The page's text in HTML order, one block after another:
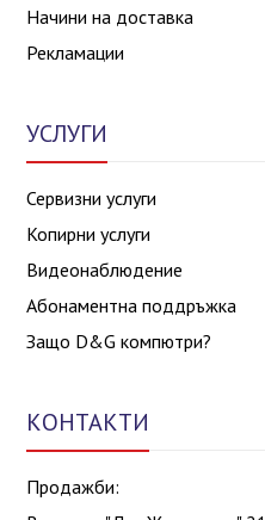
Начини на доставка
Рекламации
УСЛУГИ
Сервизни услуги
Копирни услуги
Видеонаблюдение
Абонаментна поддръжка
Защо D&G компютри?
КОНТАКТИ
Продажби: